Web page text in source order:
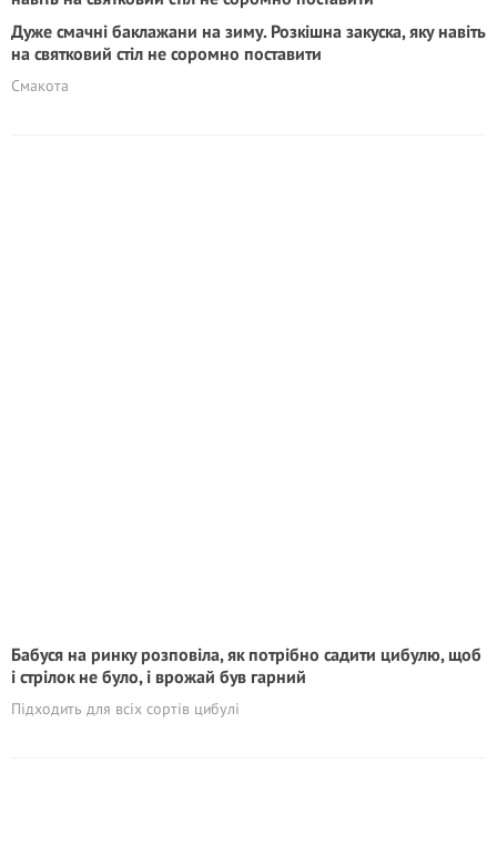
Дуже смачні баклажани на зиму. Розкішна закуска, яку навіть
на святковий стіл не соромно поставити
Смакота
Бабуся на ринку розповіла, як потрібно садити цибулю, щоб
і стрілок не було, і врожай був гарний
Підходить для всіх сортів цибулі